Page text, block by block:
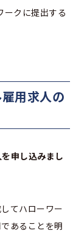
ークに提出する
用求人の
申し込みまし
てハローワー
あることを明